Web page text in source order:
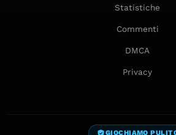
Statistiche
Commenti
DMCA
Privacy
GIOCHIAMO